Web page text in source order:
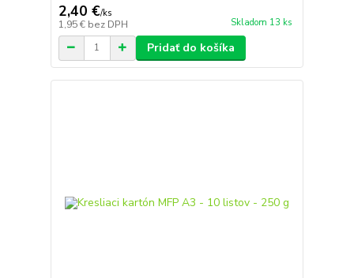
2,40 €/ks
1,95 € bez DPH Skladom 13 ks
Pridať do košíka